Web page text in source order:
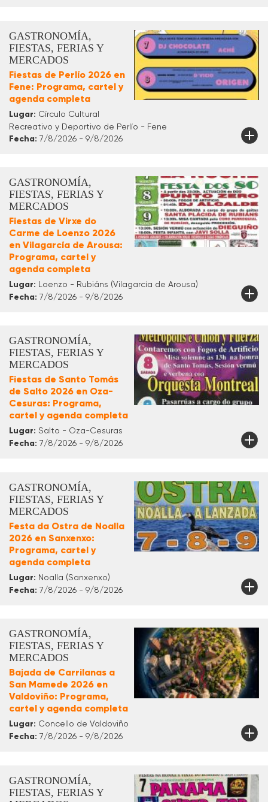
GASTRONOMÍA,
FIESTAS, FERIAS Y
MERCADOS
Fiestas de Perlío 2026 en
Fene: Programa, cartel y
agenda completa
Lugar: Círculo Cultural
Recreativo y Deportivo de Perlío - Fene
Fecha: 7/8/2026 - 9/8/2026
GASTRONOMÍA,
FIESTAS, FERIAS Y
MERCADOS
Fiestas de Virxe do
Carme de Loenzo 2026
en Vilagarcía de Arousa:
Programa, cartel y
agenda completa
Lugar: Loenzo - Rubiáns (Vilagarcía de Arousa)
Fecha: 7/8/2026 - 9/8/2026
GASTRONOMÍA,
FIESTAS, FERIAS Y
MERCADOS
Fiestas de Santo Tomás
de Salto 2026 en Oza-
Cesuras: Programa,
cartel y agenda completa
Lugar: Salto - Oza-Cesuras
Fecha: 7/8/2026 - 9/8/2026
GASTRONOMÍA,
FIESTAS, FERIAS Y
MERCADOS
Festa da Ostra de Noalla
2026 en Sanxenxo:
Programa, cartel y
agenda completa
Lugar: Noalla (Sanxenxo)
Fecha: 7/8/2026 - 9/8/2026
GASTRONOMÍA,
FIESTAS, FERIAS Y
MERCADOS
Bajada de Carrilanas a
San Mamede 2026 en
Valdoviño: Programa,
cartel y agenda completa
Lugar: Concello de Valdoviño
Fecha: 7/8/2026 - 9/8/2026
GASTRONOMÍA,
FIESTAS, FERIAS Y